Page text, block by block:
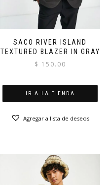
SACO RIVER ISLAND
TEXTURED BLAZER IN GRAY
$ 150.00
IR A LA TIENDA
Agregar a lista de deseos